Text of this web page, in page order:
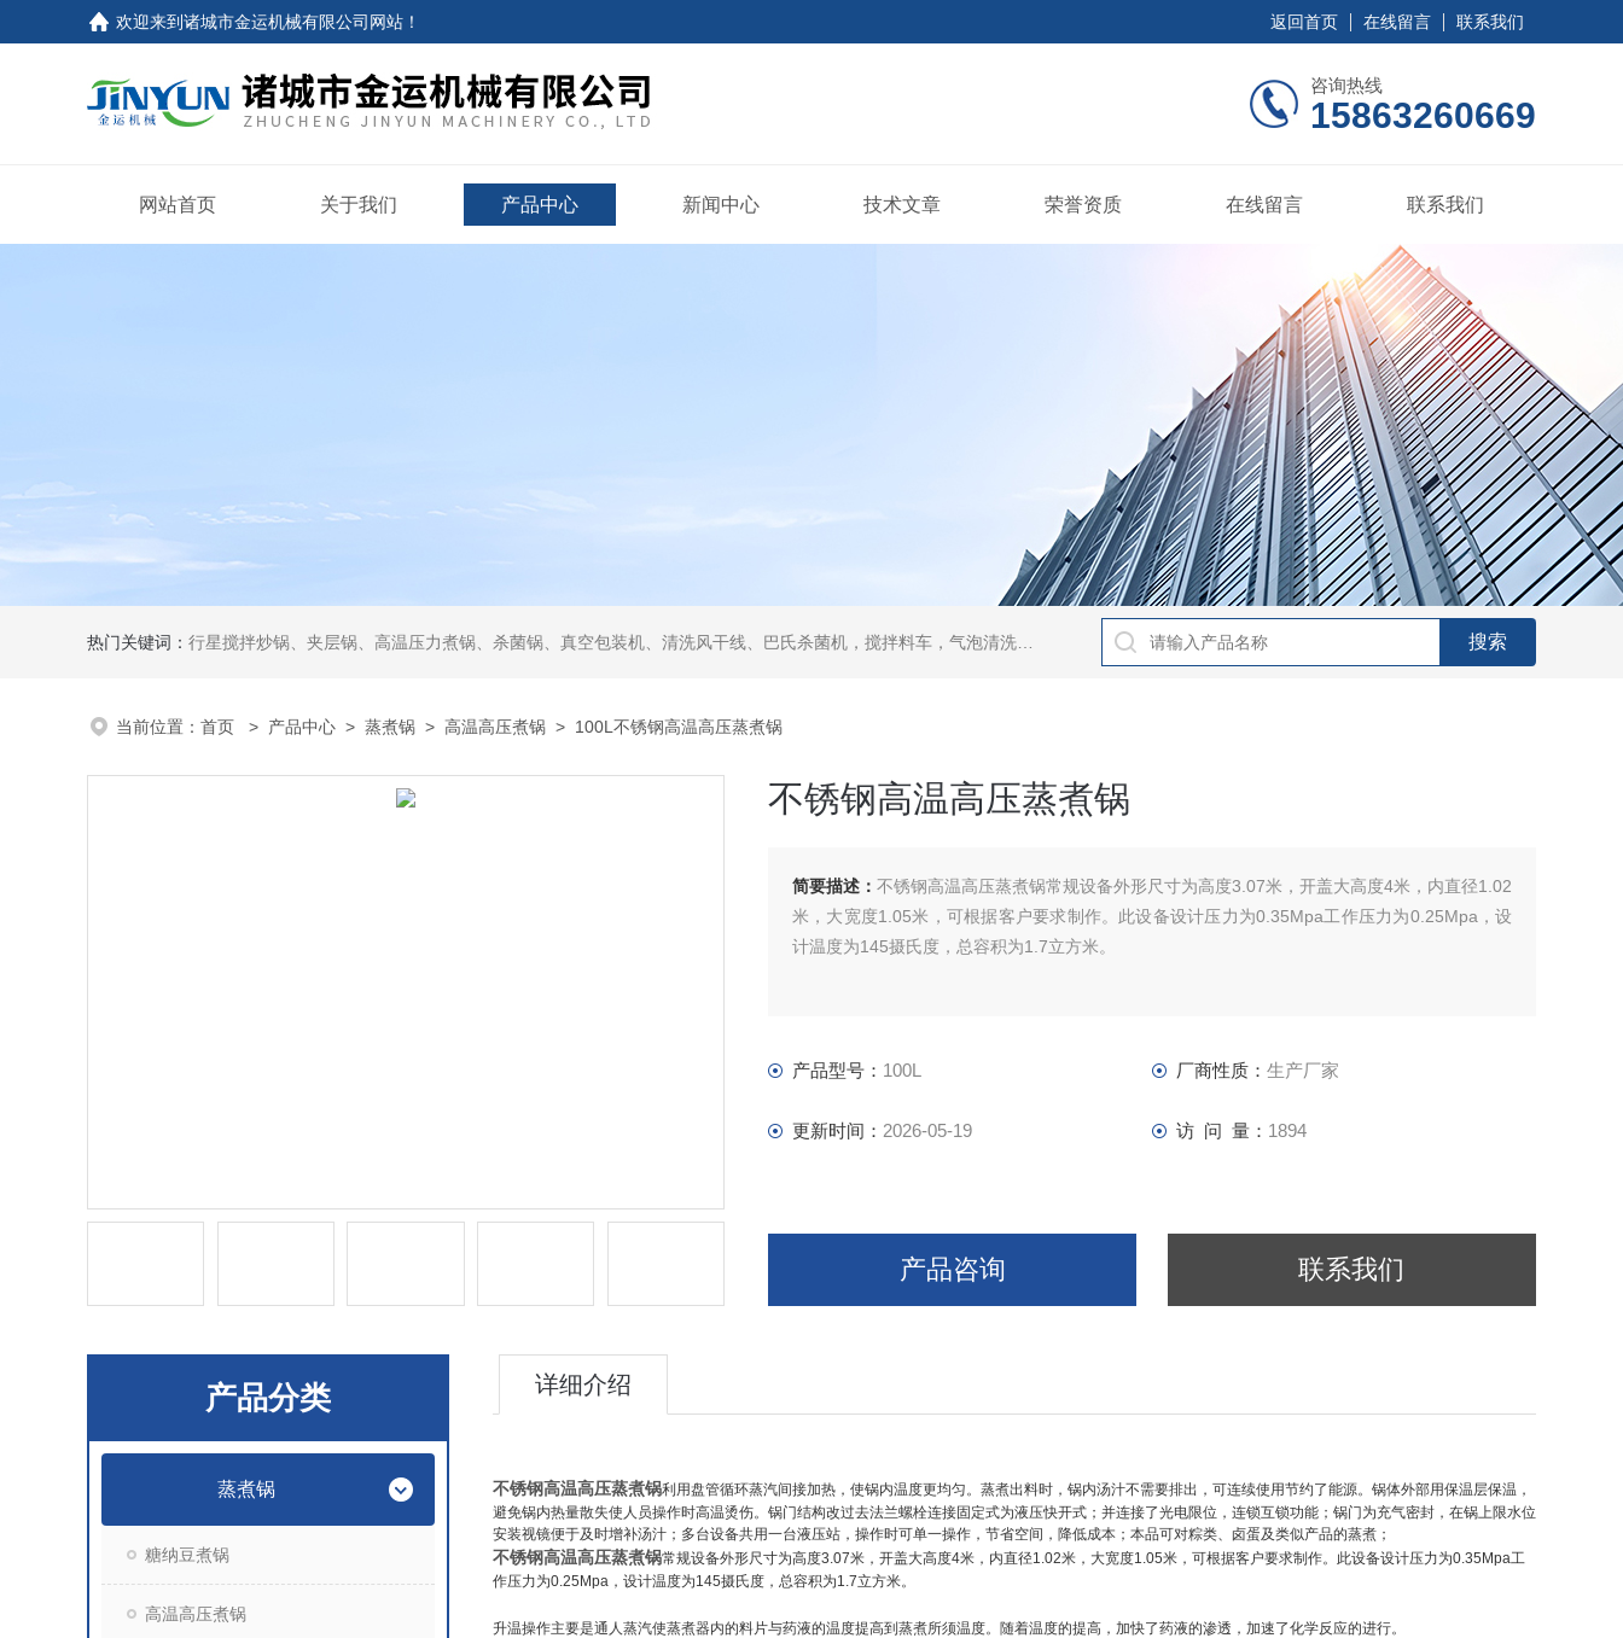
欢迎来到诸城市金运机械有限公司网站 ！ 返回首页 在线留言 联系我们
咨询热线
15863260669
网站首页 关于我们 产品中心 新闻中心 技术文章 荣誉资质 在线留言 联系我们
热门关键词： 行星搅拌炒锅、夹层锅、高温压力煮锅、杀菌锅、真空包装机、清洗风干线、巴氏杀菌机，搅拌料车，气泡清洗机，翻转风干机
当前位置： 首页 > 产品中心 > 蒸煮锅 > 高温高压煮锅 > 100L不锈钢高温高压蒸煮锅
不锈钢高温高压蒸煮锅
简要描述： 不锈钢高温高压蒸煮锅常规设备外形尺寸为高度3.07米，开盖大高度4米，内直径1.02
米，大宽度1.05米，可根据客户要求制作。此设备设计压力为0.35Mpa工作压力为0.25Mpa，设
计温度为145摄氏度，总容积为1.7立方米。
产品型号： 100L 厂商性质： 生产厂家
更新时间： 2026-05-19 访 问 量： 1894
产品咨询 联系我们
产品分类
蒸煮锅
糖纳豆煮锅
高温高压煮锅
详细介绍
不锈钢高温高压蒸煮锅利用盘管循环蒸汽间接加热，使锅内温度更均匀。蒸煮出料时，锅内汤汁不需要排出，可连续使用节约了能源。锅体外部用保温层保温，
避免锅内热量散失使人员操作时高温烫伤。锅门结构改过去法兰螺栓连接固定式为液压快开式；并连接了光电限位，连锁互锁功能；锅门为充气密封，在锅上限水位
安装视镜便于及时增补汤汁；多台设备共用一台液压站，操作时可单一操作，节省空间，降低成本；本品可对粽类、卤蛋及类似产品的蒸煮；
不锈钢高温高压蒸煮锅常规设备外形尺寸为高度3.07米，开盖大高度4米，内直径1.02米，大宽度1.05米，可根据客户要求制作。此设备设计压力为0.35Mpa工
作压力为0.25Mpa ，设计温度为145摄氏度，总容积为1.7立方米。
升温操作主要是通人蒸汽使蒸煮器内的料片与药液的温度提高到蒸煮所须温度。随着温度的提高，加快了药液的渗透，加速了化学反应的进行。